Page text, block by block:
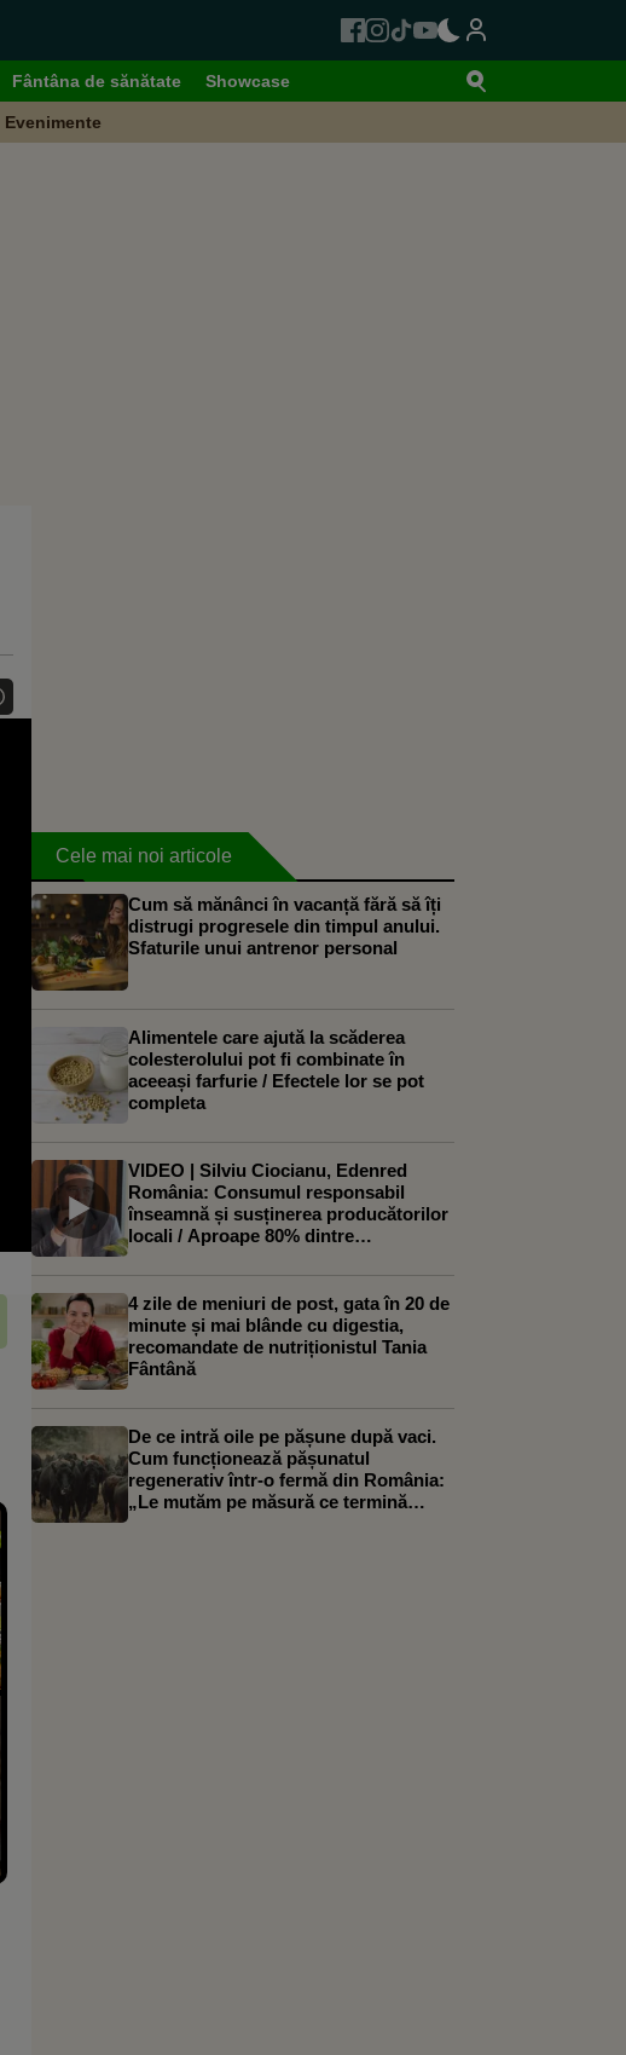
Fântâna de sănătate Showcase
Evenimente
Cele mai noi articole
Cum să mănânci în vacanță fără să îți
distrugi progresele din timpul anului.
Sfaturile unui antrenor personal
Alimentele care ajută la scăderea
colesterolului pot fi combinate în
aceeași farfurie / Efectele lor se pot
completa
VIDEO | Silviu Ciocianu, Edenred
România: Consumul responsabil
înseamnă și susținerea producătorilor
locali / Aproape 80% dintre
cererii pentru produse locale
4 zile de meniuri de post, gata în 20 de
minute și mai blânde cu digestia,
recomandate de nutriționistul Tania
Fântână
De ce intră oile pe pășune după vaci.
Cum funcționează pășunatul
regenerativ într-o fermă din România:
„Le mutăm pe măsură ce termină